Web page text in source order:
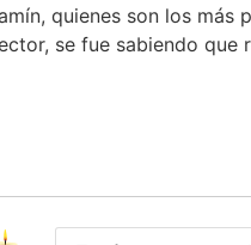
quienes son los
se fue sabiendo que